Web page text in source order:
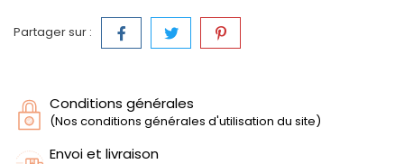
Partager sur :
Conditions générales
(Nos conditions générales d'utilisation du site)
Envoi et livraison